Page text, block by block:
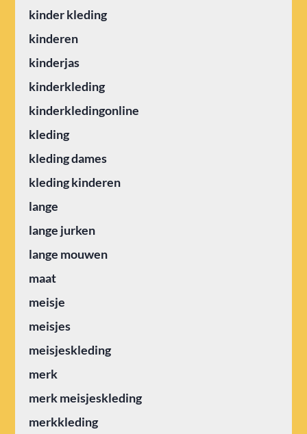
kinder kleding
kinderen
kinderjas
kinderkleding
kinderkledingonline
kleding
kleding dames
kleding kinderen
lange
lange jurken
lange mouwen
maat
meisje
meisjes
meisjeskleding
merk
merk meisjeskleding
merkkleding